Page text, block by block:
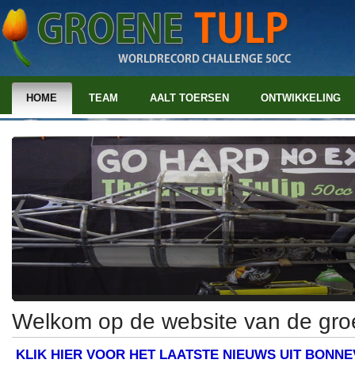
HOME TEAM AALT TOERSEN ONTWIKKELING
Welkom op de website van de
KLIK HIER VOOR HET LAATSTE NIEUWS UIT